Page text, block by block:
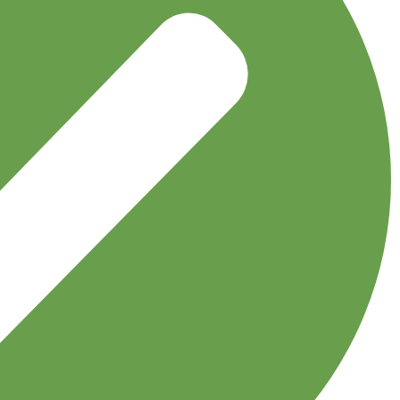
نخی طرح دار کوچک
اکسسوری
توربان
جوراب
دستبند
دستکش
دستمال گردن
مجله نوولاشال
لیست شعب
فروشگاه
قوانین و مقررات